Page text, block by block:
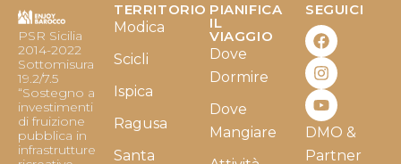
PSR Sicilia
2014-2022
Sottomisura
19.2/7.5
“Sostegno a
investimenti
di fruizione
pubblica in
infrastrutture
TERRITORIO
Modica
Scicli
Ispica
Ragusa
Santa
PIANIFICA
IL
VIAGGIO
Dove
Dormire
Dove
Mangiare
SEGUICI
F
a
c
e
b
o
o
k
I
n
s
t
a
g
r
a
m
Y
o
u
t
u
b
e
DMO &
Partner